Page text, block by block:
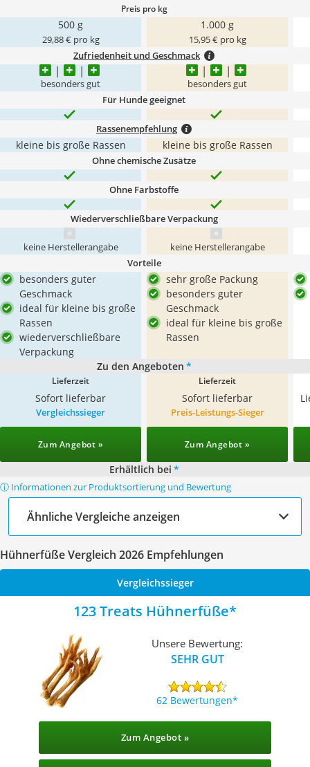
Preis pro kg
500 g
29,88 € pro kg
1.000 g
15,95 € pro kg
Zufriedenheit und Geschmack
besonders gut besonders gut
Für Hunde geeignet
Rassenempfehlung
kleine bis große Rassen kleine bis große Rassen
Ohne chemische Zusätze
Ohne Farbstoffe
Wiederverschließbare Verpackung
keine Herstellerangabe keine Herstellerangabe
Vorteile
besonders guter
Geschmack
ideal für kleine bis große
Rassen
wiederverschließbare
Verpackung
sehr große Packung
besonders guter
Geschmack
ideal für kleine bis große
Rassen
Zu den Angeboten *
Lieferzeit
Sofort lieferbar
Lieferzeit
Sofort lieferbar
Vergleichssieger
Zum Angebot »
Preis-Leistungs-Sieger
Zum Angebot »
Erhältlich bei *
ⓘ Informationen zur Produktsortierung und Bewertung
Ähnliche Vergleiche anzeigen
Hühnerfüße Vergleich 2026 Empfehlungen
Vergleichssieger
123 Treats Hühnerfüße
Unsere Bewertung:
SEHR GUT
62 Bewertungen
Zum Angebot »